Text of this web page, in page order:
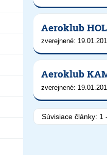
Aeroklub
zverejnené:
Aeroklub
zverejnené:
Súvisiace články: 1